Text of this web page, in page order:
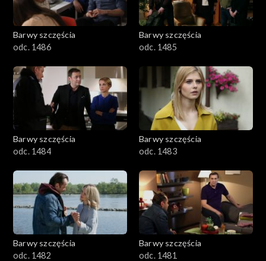
Barwy szczęścia
odc. 1486
Barwy szczęścia
odc. 1485
Barwy szczęścia
odc. 1484
Barwy szczęścia
odc. 1483
Barwy szczęścia
odc. 1482
Barwy szczęścia
odc. 1481